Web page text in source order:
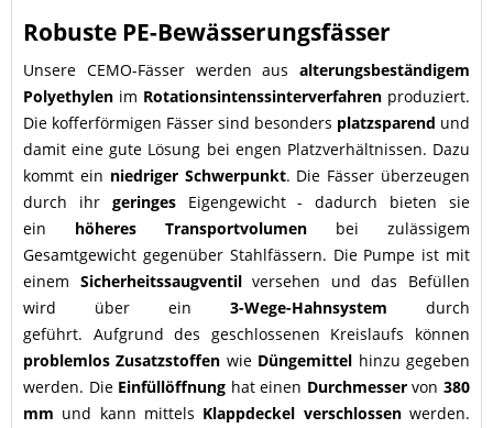
Robuste PE-Bewässerungsfässer
Unsere CEMO-Fässer werden aus alterungsbeständigem
Polyethylen im Rotationsintenssinterverfahren produziert.
Die kofferförmigen Fässer sind besonders platzsparend und
damit eine gute Lösung bei engen Platzverhältnissen. Dazu
kommt ein niedriger Schwerpunkt. Die Fässer überzeugen
durch ihr geringesEigengewicht - dadurch bieten sie
ein höheres Transportvolumen bei zulässigem
Gesamtgewicht gegenüber Stahlfässern. Die Pumpe ist mit
einem Sicherheitssaugventilversehen und das Befüllen
wird über ein 3-Wege-Hahnsystem durch
geführt. Aufgrund des geschlossenen Kreislaufs können
problemlos Zusatzstoffen wie Düngemittel hinzu gegeben
werden. Die Einfüllöffnung hat einen Durchmesservon 380
mm und kann mittels Klappdeckel verschlossenwerden.